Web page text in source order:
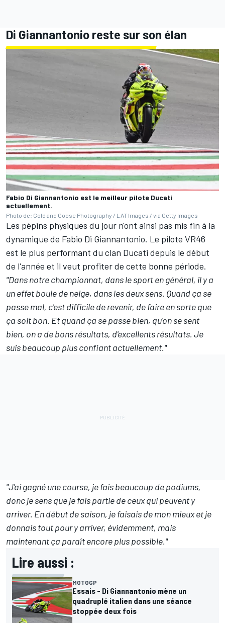
Di Giannantonio reste sur son élan
Fabio Di Giannantonio est le meilleur pilote Ducati
actuellement.
Photo de: Gold and Goose Photography / LAT Images / via Getty Images
Les pépins physiques du jour n'ont ainsi pas mis fin à la
dynamique de Fabio Di Giannantonio. Le pilote VR46
est le plus performant du clan Ducati depuis le début
de l'année et il veut profiter de cette bonne période.
"Dans notre championnat, dans le sport en général, il y a
un effet boule de neige, dans les deux sens. Quand ça se
passe mal, c'est difficile de revenir, de faire en sorte que
ça soit bon. Et quand ça se passe bien, qu'on se sent
bien, on a de bons résultats, d'excellents résultats. Je
suis beaucoup plus confiant actuellement."
"J'ai gagné une course, je fais beaucoup de podiums,
donc je sens que je fais partie de ceux qui peuvent y
arriver. En début de saison, je faisais de mon mieux et je
donnais tout pour y arriver, évidemment, mais
maintenant ça paraît encore plus possible."
Lire aussi :
MOTOGP
Essais - Di Giannantonio mène un
quadruplé italien dans une séance
stoppée deux fois